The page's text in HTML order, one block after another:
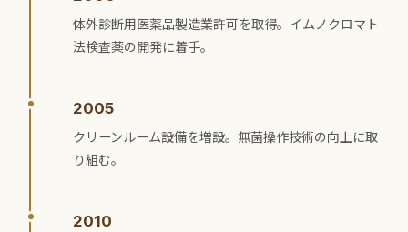
体外診断用医薬品製造業許可を取得。イムノクロマト
法検査薬の開発に着手。
2005
クリーンルーム設備を増設。無菌操作技術の向上に取
り組む。
2010